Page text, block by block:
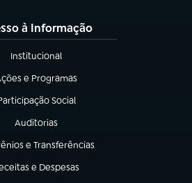
à Informação
Institucional
(abre em nova aba)
e Programas
em nova aba)
Social
em nova aba)
Auditorias
(abre em nova aba)
e Transferências
em nova aba)
e Despesas
em nova aba)